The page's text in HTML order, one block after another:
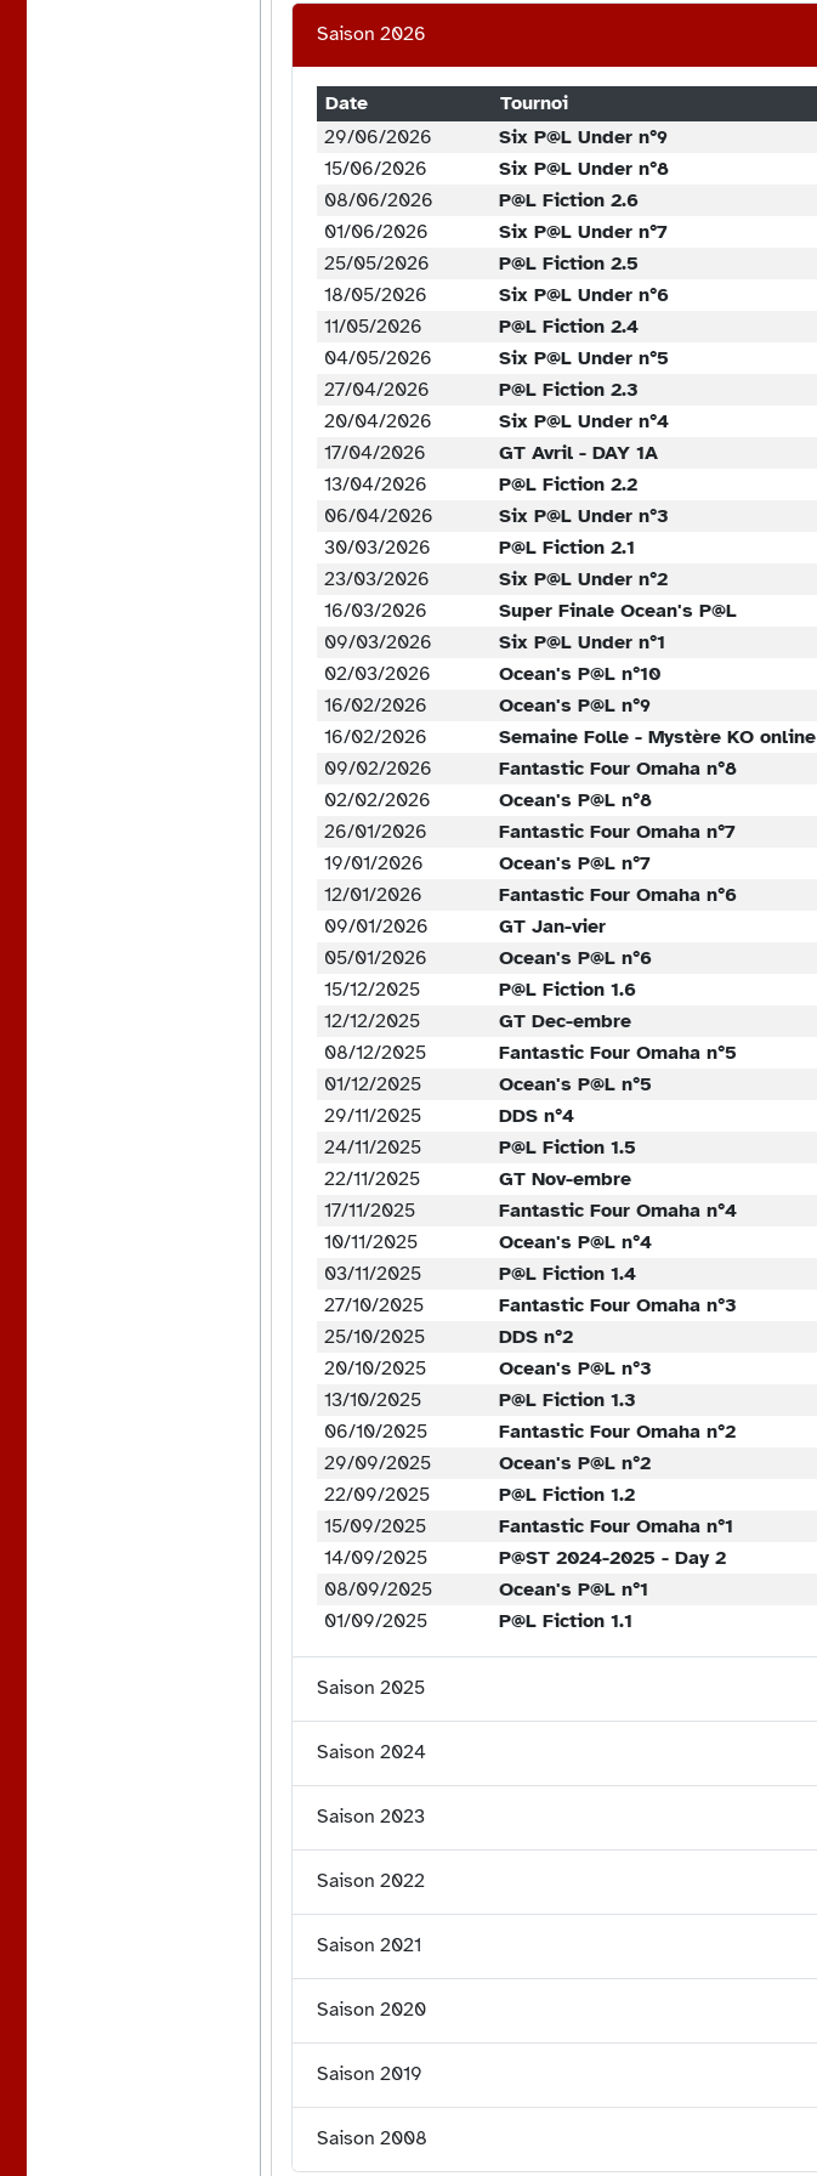
Saison 2026
Date Tournoi
29/06/2026
Six P@L Under n°9
15/06/2026
Six P@L Under n°8
08/06/2026
P@L Fiction 2.6
01/06/2026
Six P@L Under n°7
25/05/2026
P@L Fiction 2.5
18/05/2026
Six P@L Under n°6
11/05/2026
P@L Fiction 2.4
04/05/2026
Six P@L Under n°5
27/04/2026
P@L Fiction 2.3
20/04/2026
Six P@L Under n°4
17/04/2026
GT Avril - DAY 1A
13/04/2026
P@L Fiction 2.2
06/04/2026
Six P@L Under n°3
30/03/2026
P@L Fiction 2.1
23/03/2026
Six P@L Under n°2
16/03/2026
Super Finale Ocean's P@L
09/03/2026
Six P@L Under n°1
02/03/2026
Ocean's P@L n°10
16/02/2026
Ocean's P@L n°9
16/02/2026
Semaine Folle - Mystère KO online
09/02/2026
Fantastic Four Omaha n°8
02/02/2026
Ocean's P@L n°8
26/01/2026
Fantastic Four Omaha n°7
19/01/2026
Ocean's P@L n°7
12/01/2026
Fantastic Four Omaha n°6
09/01/2026
GT Jan-vier
05/01/2026
Ocean's P@L n°6
15/12/2025
P@L Fiction 1.6
12/12/2025
GT Dec-embre
08/12/2025
Fantastic Four Omaha n°5
01/12/2025
Ocean's P@L n°5
29/11/2025
DDS n°4
24/11/2025
P@L Fiction 1.5
22/11/2025
GT Nov-embre
17/11/2025
Fantastic Four Omaha n°4
10/11/2025
Ocean's P@L n°4
03/11/2025
P@L Fiction 1.4
27/10/2025
Fantastic Four Omaha n°3
25/10/2025
DDS n°2
20/10/2025
Ocean's P@L n°3
13/10/2025
P@L Fiction 1.3
06/10/2025
Fantastic Four Omaha n°2
29/09/2025
Ocean's P@L n°2
22/09/2025
P@L Fiction 1.2
15/09/2025
Fantastic Four Omaha n°1
14/09/2025
P@ST 2024-2025 - Day 2
08/09/2025
Ocean's P@L n°1
01/09/2025
P@L Fiction 1.1
Saison 2025
Saison 2024
Saison 2023
Saison 2022
Saison 2021
Saison 2020
Saison 2019
Saison 2008